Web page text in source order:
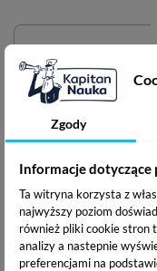
Zgody
Informacje dotyczące
Ta witryna korzysta z
najwyższy poziom
również pliki cookie stron
analizy a nastepnie
preferencjami na